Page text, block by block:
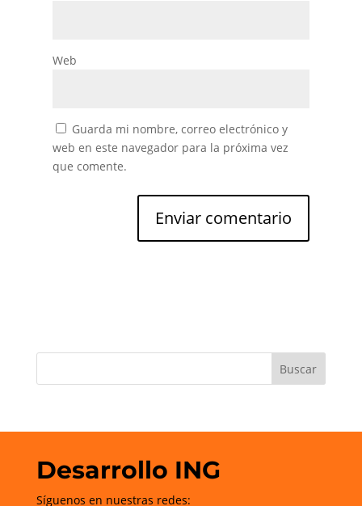
Web
Guarda mi nombre, correo electrónico y
web en este navegador para la próxima vez
que comente.
Desarrollo ING
Síguenos en nuestras redes: